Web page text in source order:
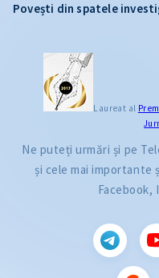
Povești din spatele
Laureat al
Ne puteți urmări și pe
și cele mai importante
Facebook,